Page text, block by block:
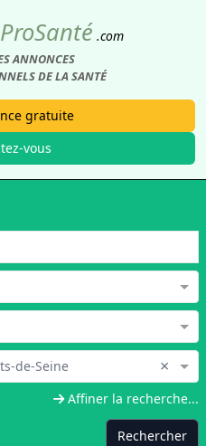
ProSanté .com
ANNONCES
DE LA SANTÉ
gratuite
vous
de-Seine ×
Affiner la recherche...
Rechercher